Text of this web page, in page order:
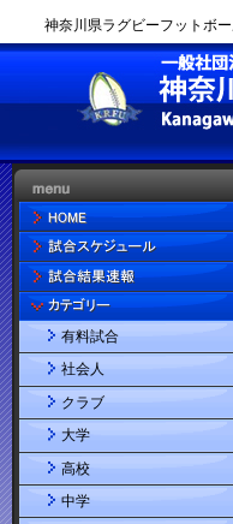
神奈川県ラグビーフットボ
有料試合
社会人
クラブ
大学
高校
中学